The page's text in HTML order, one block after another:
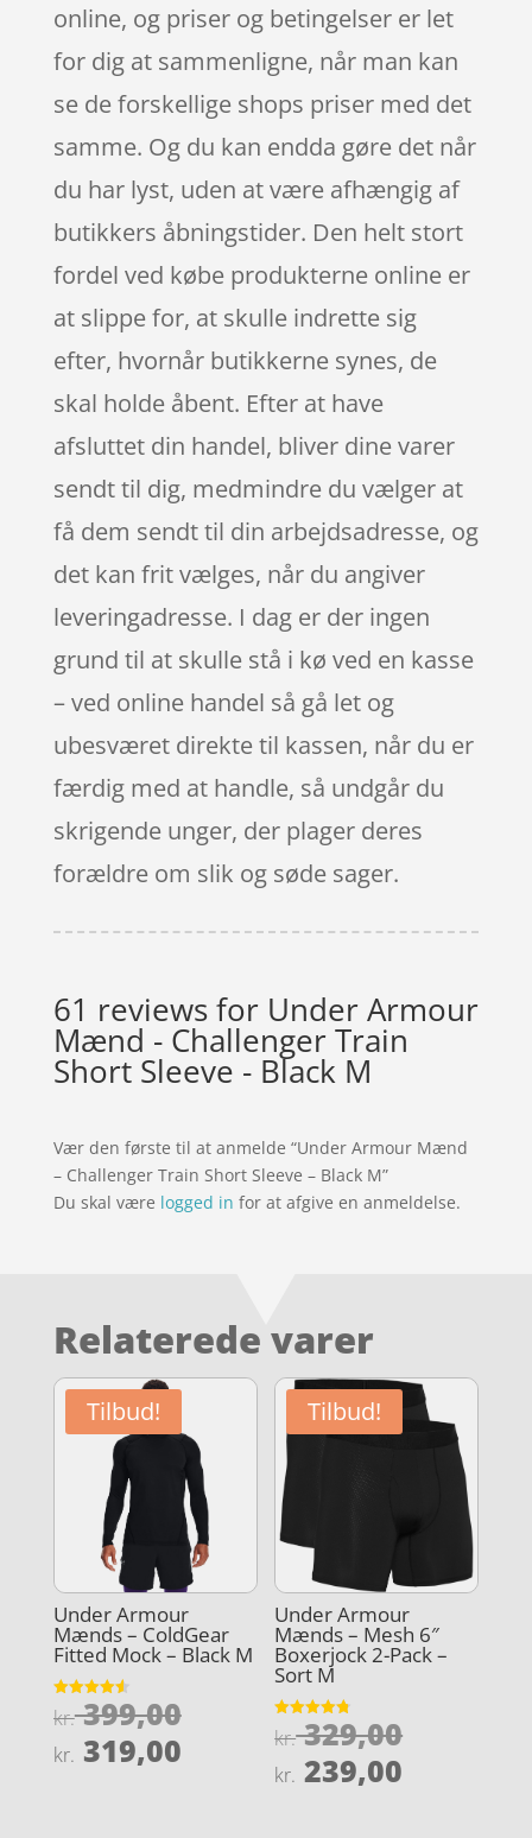
online, og priser og betingelser er let
for dig at sammenligne, når man kan
se de forskellige shops priser med det
samme. Og du kan endda gøre det når
du har lyst, uden at være afhængig af
butikkers åbningstider. Den helt stort
fordel ved købe produkterne online er
at slippe for, at skulle indrette sig
efter, hvornår butikkerne synes, de
skal holde åbent. Efter at have
afsluttet din handel, bliver dine varer
sendt til dig, medmindre du vælger at
få dem sendt til din arbejdsadresse, og
det kan frit vælges, når du angiver
leveringadresse. I dag er der ingen
grund til at skulle stå i kø ved en kasse
– ved online handel så gå let og
ubesværet direkte til kassen, når du er
færdig med at handle, så undgår du
skrigende unger, der plager deres
forældre om slik og søde sager.
61 reviews for Under Armour
Mænd - Challenger Train
Short Sleeve - Black M
Vær den første til at anmelde “Under Armour Mænd
– Challenger Train Short Sleeve – Black M”
Du skal være logged in for at afgive en anmeldelse.
Relaterede varer
Tilbud!
Under Armour
Mænds – ColdGear
Fitted Mock – Black M
Vurderet
4.6
kr.399,00Den
oprindelige
kr. 319,00Den
aktuelle
Tilbud!
Under Armour
Mænds – Mesh 6″
Boxerjock 2-Pack –
Sort M
Vurderet
4.8
kr.329,00Den
kr. 239,00